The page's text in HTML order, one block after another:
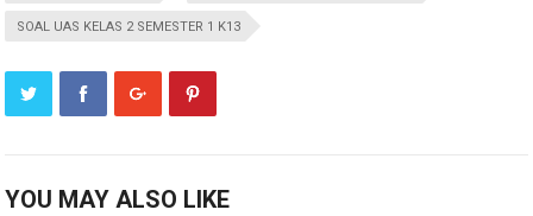
SOAL UAS KELAS 2 SEMESTER 1 K13
YOU MAY ALSO LIKE